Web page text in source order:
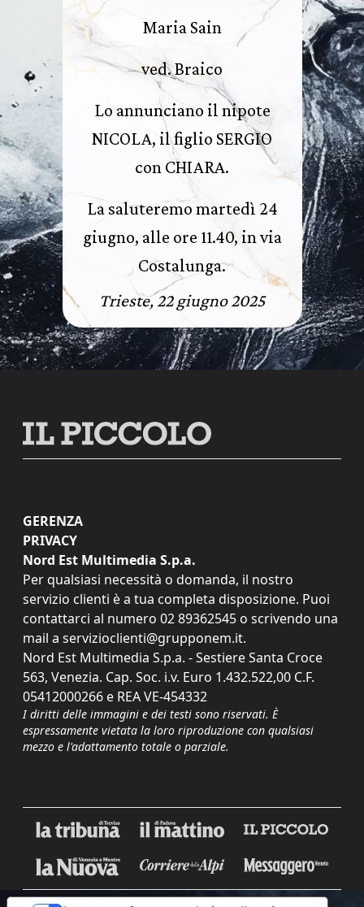
Maria Sain
ved. Braico
Lo annunciano il nipote
NICOLA, il figlio SERGIO
con CHIARA.
La saluteremo martedì 24
giugno, alle ore 11.40, in via
Costalunga.
Trieste, 22 giugno 2025
GERENZA
PRIVACY
Nord Est Multimedia S.p.a.
Per qualsiasi necessità o domanda, il nostro
servizio clienti è a tua completa disposizione. Puoi
contattarci al numero 02 89362545 o scrivendo una
mail a servizioclienti@grupponem.it.
Nord Est Multimedia S.p.a. - Sestiere Santa Croce
563, Venezia. Cap. Soc. i.v. Euro 1.432.522,00 C.F.
05412000266 e REA VE-454332
I diritti delle immagini e dei testi sono riservati. È
espressamente vietata la loro riproduzione con qualsiasi
mezzo e l'adattamento totale o parziale.